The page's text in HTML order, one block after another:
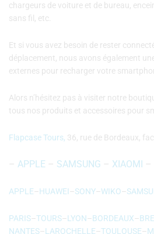
chargeurs de voiture et de bureau,
sans fil, etc.
Et si vous avez besoin de rester
déplacement, nous avons également
externes pour recharger votre
Alors n’hésitez pas à visiter notre
tous nos produits et accessoires pour
Flapcase Tours, 36, rue de Bordeaux,
– APPLE – SAMSUNG – XIAOMI –
APPLE–HUAWEI–SONY–WIKO–
PARIS–TOURS–LYON–BORDEAUX–
NANTES–LAROCHELLE–TOULOUSE–